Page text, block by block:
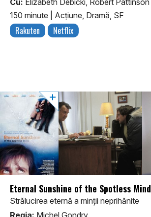
150 minute
Acţiune, Dramă, SF
Rakuten Netflix
Eternal Sunshine of the Spotless Mind
Strălucirea eternă a minții neprihănite
Regia: Michel Gondry